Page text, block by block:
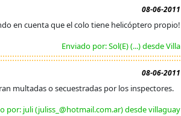
08-06-2011
en cuenta que el colo tiene helicóptero propio!
Enviado por: Sol(E) (...) desde Villa
08-06-2011
multadas o secuestradas por los inspectores.
por: juli (juliss_@hotmail.com.ar) desde villaguay